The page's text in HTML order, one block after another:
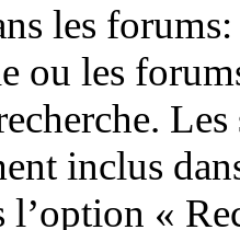
les forums:
ou les
inclus
l’option «